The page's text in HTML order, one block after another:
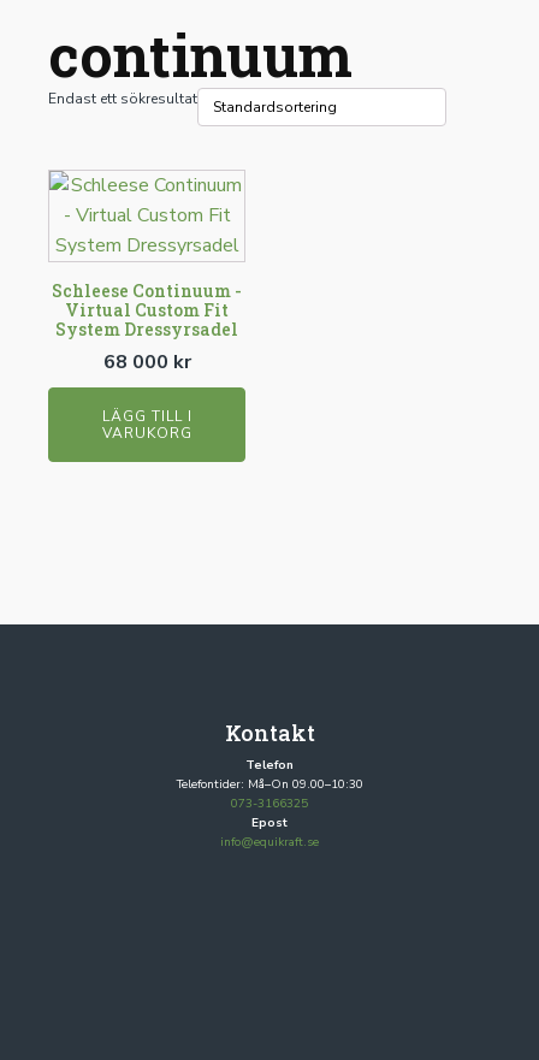
continuum
Endast ett sökresultat
Schleese Continuum -
Virtual Custom Fit
System Dressyrsadel
68 000 kr
LÄGG TILL I
VARUKORG
Kontakt
Telefon
Telefontider: Må–On 09.00–10:30
073-3166325
Epost
info@equikraft.se